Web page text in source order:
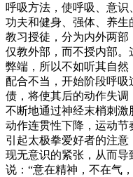
呼吸方法，使呼吸、意
功夫和健身、强体、养生
教习授徒，分为内外两
仅教外部，而不授内部
弊端，所以不如听其自然
配合不当，开始阶段呼
债，将使其后的动作失
不断地通过神经末梢刺
动作连贯性下降，运动
引起太极拳爱好者的注
现无意识的紧张，从而
说：“意在精神，不在气